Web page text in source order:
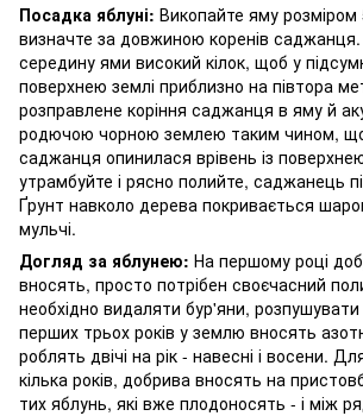
Посадка яблуні: Викопайте яму розміром
визначте за довжиною коренів
середину ями високий кілок, щоб у
поверхнею землі приблизно на півтора
розправлене коріння саджанця в яму й
родючою чорною землею таким чином,
саджанця опинилася врівень із
утрамбуйте і рясно полийте, саджанець
Ґрунт навколо дерева покривається
мульчі.
Догляд за яблунею: На першому році
вносять, просто потрібен своєчасний
необхідно видаляти бур'яни,
перших трьох років у землю вносять
роблять двічі на рік - навесні і восени.
кілька років, добрива вносять на
тих яблунь, які вже плодоносять - і між